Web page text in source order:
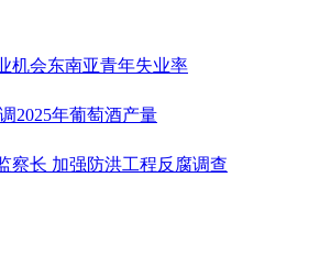
机会东南亚青年失业率
2025年葡萄酒产量
察长 加强防洪工程反腐调查